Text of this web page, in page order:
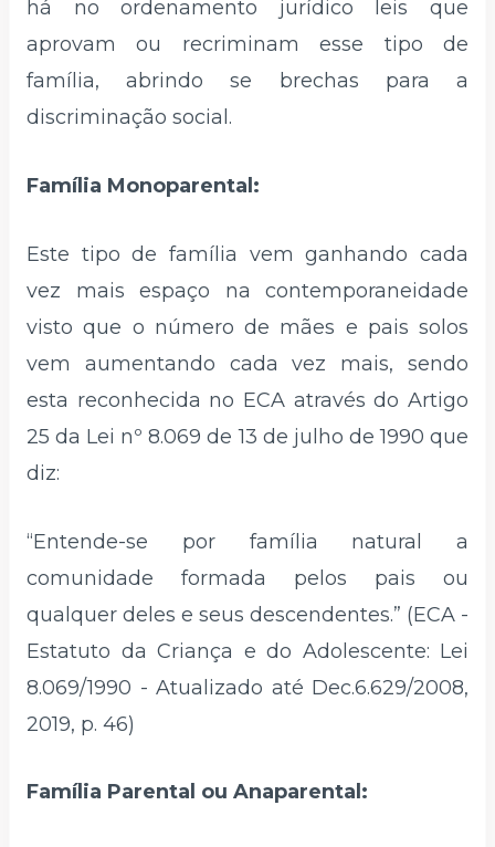
há no ordenamento jurídico leis que
aprovam ou recriminam esse tipo de
família, abrindo se brechas para a
discriminação social.
Família Monoparental:
Este tipo de família vem ganhando cada
vez mais espaço na contemporaneidade
visto que o número de mães e pais solos
vem aumentando cada vez mais, sendo
esta reconhecida no ECA através do Artigo
25 da Lei nº 8.069 de 13 de julho de 1990 que
diz:
“Entende-se por família natural a
comunidade formada pelos pais ou
qualquer deles e seus descendentes.” (ECA -
Estatuto da Criança e do Adolescente: Lei
8.069/1990 - Atualizado até Dec.6.629/2008,
2019, p. 46)
Família Parental ou Anaparental: